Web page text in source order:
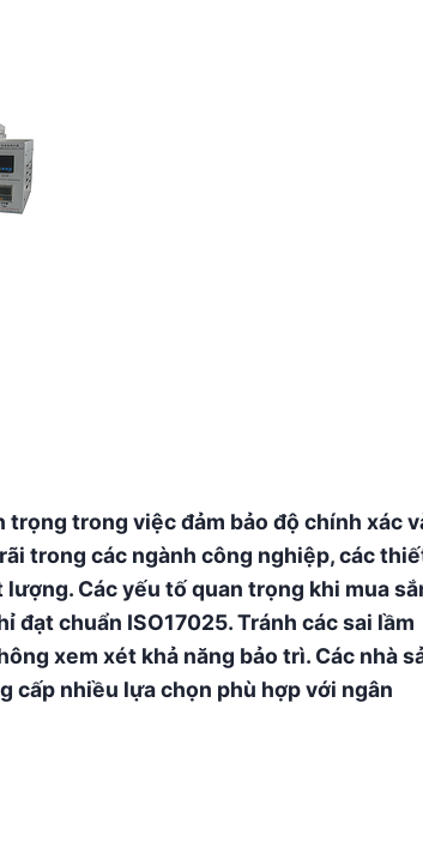
trong việc đảm bảo độ chính xác
trong các ngành công nghiệp, các
Các yếu tố quan trọng khi mua
đạt chuẩn ISO17025. Tránh các sai lầm
xem xét khả năng bảo trì. Các nhà
cấp nhiều lựa chọn phù hợp với ngân